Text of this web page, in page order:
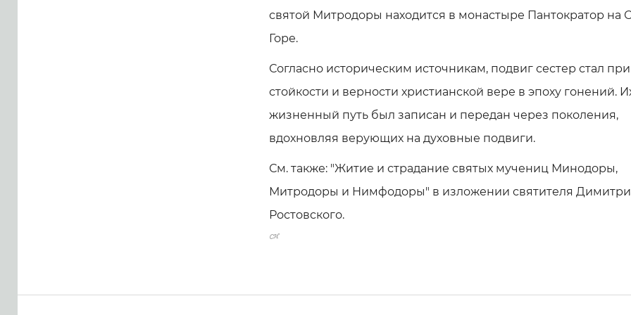
святой Митродоры находится в монастыре Пантократор на
Горе.
Согласно историческим источникам, подвиг сестер стал
стойкости и верности христианской вере в эпоху гонений.
жизненный путь был записан и передан через поколения,
вдохновляя верующих на духовные подвиги.
См. также: "Житие и страдание святых мучениц Минодоры,
Митродоры и Нимфодоры" в изложении святителя
Ростовского.